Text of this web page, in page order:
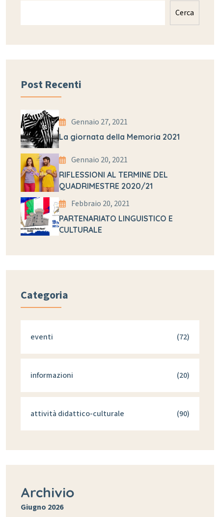
Cerca
Post Recenti
Gennaio 27, 2021
La giornata della Memoria 2021
Gennaio 20, 2021
RIFLESSIONI AL TERMINE DEL
QUADRIMESTRE 2020/21
Febbraio 20, 2021
PARTENARIATO LINGUISTICO E
CULTURALE
Categoria
eventi (72)
informazioni (20)
attività didattico-culturale (90)
Archivio
Giugno 2026